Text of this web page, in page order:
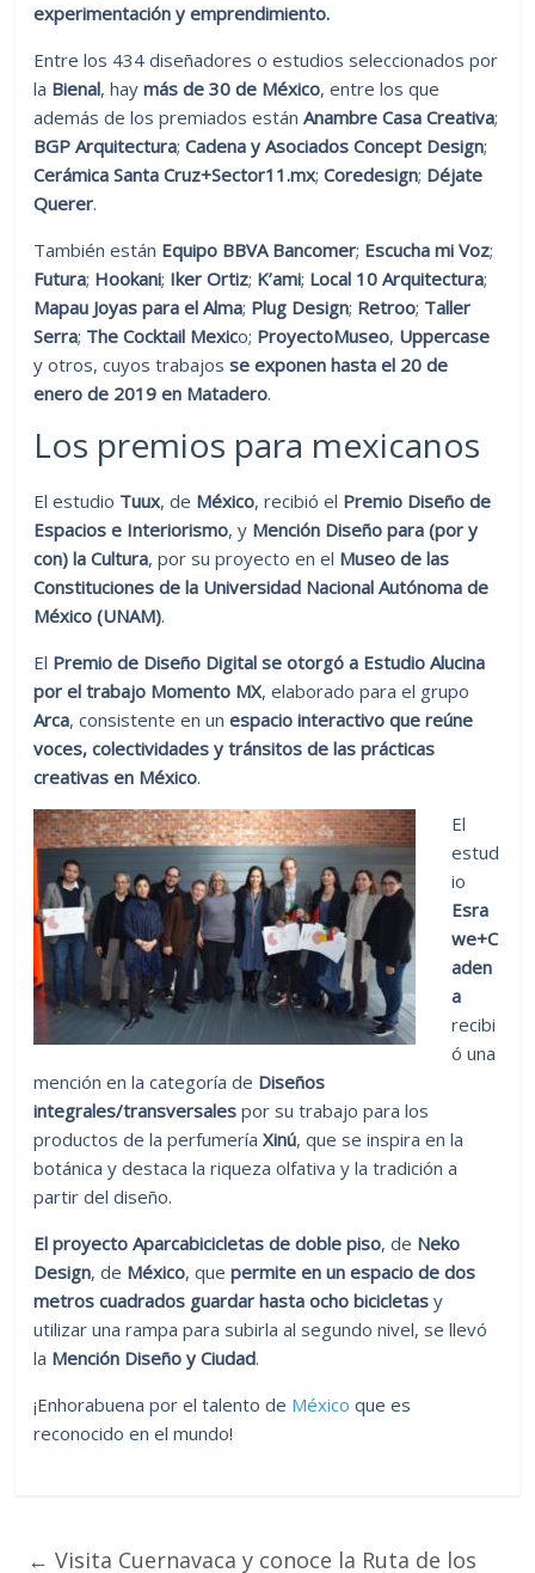
experimentación y emprendimiento.
Entre los 434 diseñadores o estudios seleccionados por
la Bienal, haymás de 30 de México, entre los que
además de los premiados estánAnambre Casa Creativa;
BGP Arquitectura;Cadena y Asociados Concept Design;
Cerámica Santa Cruz+Sector11.mx;Coredesign; Déjate
Querer.
También están Equipo BBVA Bancomer; Escucha mi Voz;
Futura; Hookani; Iker Ortiz; K’ami; Local 10 Arquitectura;
Mapau Joyas para el Alma; Plug Design; Retroo; Taller
Serra; The Cocktail Mexico; ProyectoMuseo, Uppercase
y otros, cuyos trabajosse exponen hasta el 20 de
enero de 2019 en Matadero.
Los premios para mexicanos
El estudio Tuux, de México, recibió el Premio Diseño de
Espacios e Interiorismo, y Mención Diseño para (por y
con) la Cultura, por su proyecto en el Museo de las
Constituciones de la Universidad Nacional Autónoma de
México (UNAM).
El Premio de Diseño Digital se otorgó a Estudio Alucina
por el trabajo Momento MX, elaborado para el grupo
Arca, consistente en unespacio interactivo que reúne
voces, colectividades y tránsitos de las prácticas
creativas en México.
El
estud
io
Esra
we+C
aden
a
recibi
ó una
mención en la categoría de Diseños
integrales/transversales por su trabajo para los
productos de la perfumeríaXinú, que se inspira en la
botánica y destaca la riqueza olfativa y la tradición a
partir del diseño.
El proyecto Aparcabicicletas de doble piso, de Neko
Design, de México, quepermite en un espacio de dos
metros cuadrados guardar hasta ocho bicicletas y
utilizar una rampa para subirla al segundo nivel, se llevó
la Mención Diseño y Ciudad.
¡Enhorabuena por el talento de México que es
reconocido en el mundo!
← Visita Cuernavaca y conoce la Ruta de los